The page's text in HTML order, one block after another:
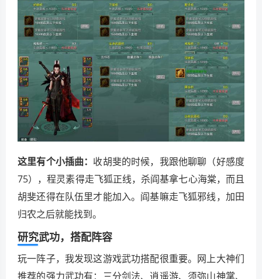
这里有个小插曲： 收胡斐的时候，我跟他聊聊（好感度
75），程灵素得走飞狐正线，杀阎基拿七心海棠，而且
胡斐还得在队伍里才能加入。阎基嘛走飞狐邪线，加田
归农之后就能找到。
研究武功，搭配阵容
玩一阵子，我发现这游戏武功搭配很重要。网上大神们
推荐的强力武功有：三分剑法、逍遥游、须弥山神掌、